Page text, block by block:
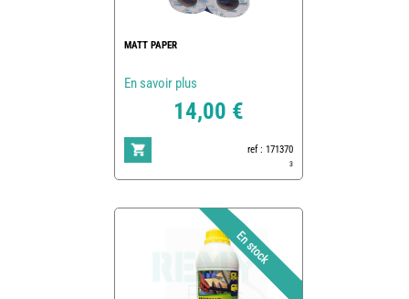
MATT PAPER
En savoir plus
14,00 €
ref : 171370
3